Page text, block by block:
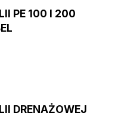
PE 100 I 200
DRENAŻOWEJ